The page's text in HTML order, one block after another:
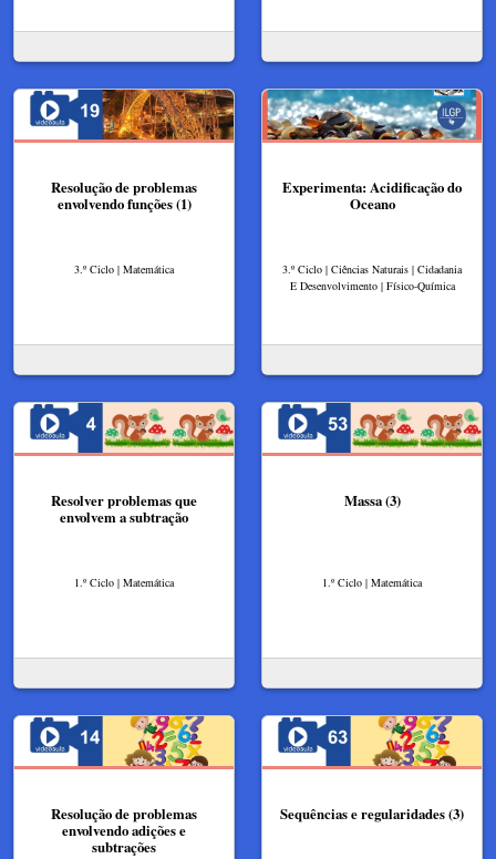
Resolução de problemas
envolvendo funções (1)
3.º Ciclo | Matemática
Experimenta: Acidificação do
Oceano
3.º Ciclo | Ciências Naturais | Cidadania
E Desenvolvimento | Físico-Química
Resolver problemas que
envolvem a subtração
1.º Ciclo | Matemática
Massa (3)
1.º Ciclo | Matemática
Resolução de problemas
envolvendo adições e
subtrações
Sequências e regularidades (3)